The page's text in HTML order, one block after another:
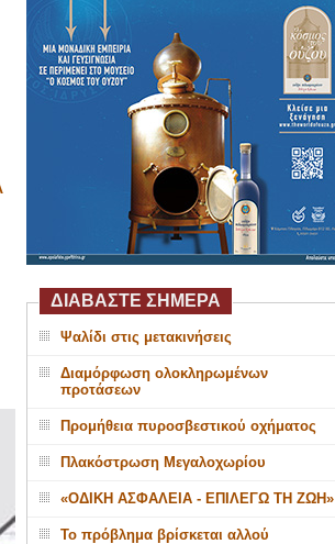
ΔΙΑΒΑΣΤΕ ΣΗΜΕΡΑ
Ψαλίδι στις μετακινήσεις
Διαμόρφωση ολοκληρωμένων
προτάσεων
Προμήθεια πυροσβεστικού οχήματος
Πλακόστρωση Μεγαλοχωρίου
«ΟΔΙΚΗ ΑΣΦΑΛΕΙΑ - ΕΠΙΛΕΓΩ ΤΗ ΖΩΗ»
Το πρόβλημα βρίσκεται αλλού